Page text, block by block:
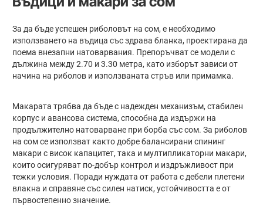
За да бъде успешен риболовът на сом, е необходимо
използването на въдица със здрава бланка, проектирана да
поема внезапни натоварвания. Препоръчват се модели с
дължина между 2.70 и 3.30 метра, като изборът зависи от
начина на риболов и използваната стръв или примамка.
Макарата трябва да бъде с надежден механизъм, стабилен
корпус и авансова система, способна да издържи на
продължително натоварване при борба със сом. За риболов
на сом се използват както добре балансирани спининг
макари с висок капацитет, така и мултипликаторни макари,
които осигуряват по-добър контрол и издръжливост при
тежки условия. Поради нуждата от работа с дебели плетени
влакна и справяне със силен натиск, устойчивостта е от
първостепенно значение.